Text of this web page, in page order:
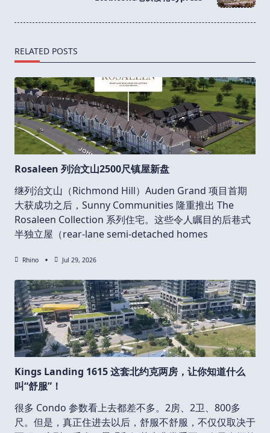
RELATED POSTS
Rosaleen 列治文山2500尺镇屋新盘
继列治文山（Richmond Hill）Auden Grand 项目首期
大获成功之后，Sunny Communities 隆重推出 The
Rosaleen Collection 系列住宅。这些令人瞩目的后巷式
半独立屋（rear-lane semi-detached homes
Rhino Jul 29, 2026
Kings Landing 1615 这套北约克两房，让你知道什么
叫“舒服”！
很多 Condo 参数看上去都差不多。2房、2卫、800多
尺。但是，真正住进去以后，舒服不舒服，不仅仅取决于